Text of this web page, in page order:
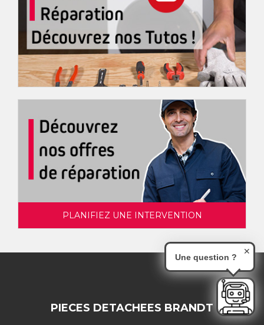
PLANIFIEZ UNE INTERVENTION
PIECES DETACHEES BRANDT
Une question ?
✕